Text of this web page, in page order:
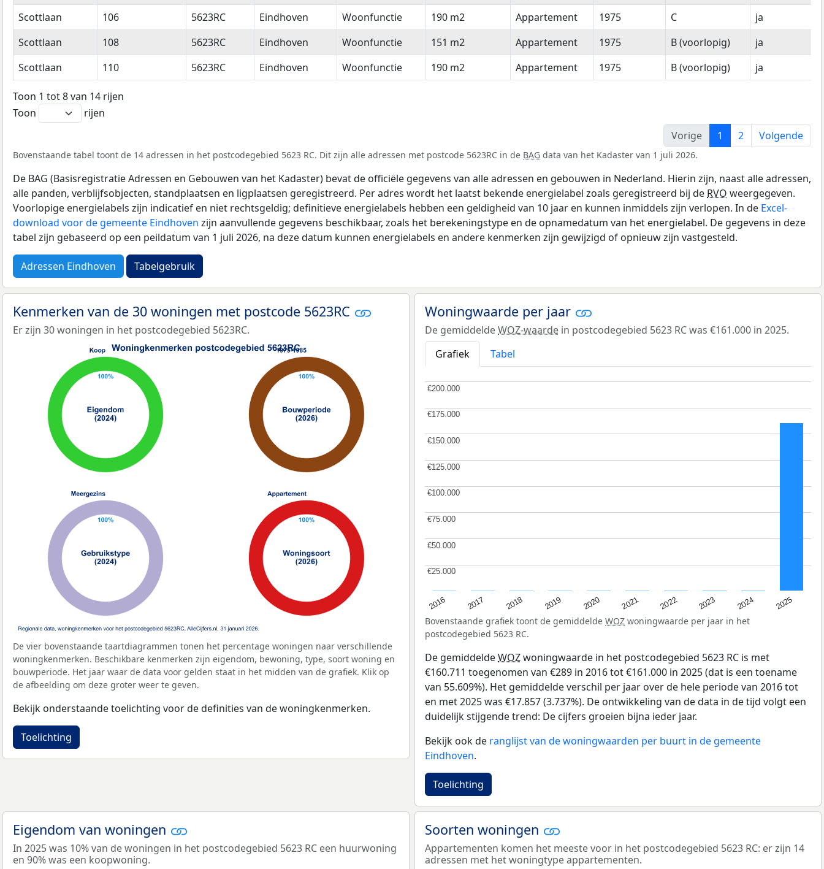
Scottlaan
106 5623RC Eindhoven Woonfunctie 190 m2 Appartement 1975 C
ja
Scottlaan
108 5623RC Eindhoven Woonfunctie 151 m2 Appartement 1975 B (voorlopig)
ja
Scottlaan
110 5623RC Eindhoven Woonfunctie 190 m2 Appartement 1975 B (voorlopig) ja
Toon 1 tot 8 van 14 rijen
Toon
rijen
Vorige
1 2 Volgende
Bovenstaande tabel toont de 14 adressen in het postcodegebied 5623 RC. Dit zijn alle adressen met postcode 5623RC in de BAG data van het Kadaster van 1 juli 2026.
De BAG (Basisregistratie Adressen en Gebouwen van het Kadaster) bevat de officiële gegevens van alle adressen en gebouwen in Nederland. Hierin zijn, naast alle adressen,
alle panden, verblijfsobjecten, standplaatsen en ligplaatsen geregistreerd. Per adres wordt het laatst bekende energielabel zoals geregistreerd bij de RVO weergegeven.
Voorlopige energielabels zijn indicatief en niet rechtsgeldig; definitieve energielabels hebben een geldigheid van 10 jaar en kunnen inmiddels zijn verlopen. In de Excel-
download voor de gemeente Eindhoven zijn aanvullende gegevens beschikbaar, zoals het berekeningstype en de opnamedatum van het energielabel. De gegevens in deze
tabel zijn gebaseerd op een peildatum van 1 juli 2026, na deze datum kunnen energielabels en andere kenmerken zijn gewijzigd of opnieuw zijn vastgesteld.
Adressen Eindhoven Tabelgebruik
Kenmerken van de 30 woningen met postcode 5623RC
Er zijn 30 woningen in het postcodegebied 5623RC.
De vier bovenstaande taartdiagrammen tonen het percentage woningen naar verschillende
woningkenmerken. Beschikbare kenmerken zijn eigendom, bewoning, type, soort woning en
bouwperiode. Het jaar waar de data voor gelden staat in het midden van de grafiek. Klik op
de afbeelding om deze groter weer te geven.
Bekijk onderstaande toelichting voor de definities van de woningkenmerken.
Toelichting
Woningwaarde per jaar
De gemiddeldeWOZ-waarde in postcodegebied 5623 RC was €161.000 in 2025.
Grafiek
Tabel
2016 2017 2018 2019 2020 2021 2022 2023 2024 2025
€25.000
€25.000
€50.000
€50.000
€75.000
€75.000
€100.000
€100.000
€125.000
€125.000
€150.000
€150.000
€175.000
€175.000
€200.000
€200.000
Bovenstaande grafiek toont de gemiddelde WOZ woningwaarde per jaar in het
postcodegebied 5623 RC.
De gemiddeldeWOZwoningwaarde in het postcodegebied 5623 RC is met
€160.711 toegenomen van €289 in 2016 tot €161.000 in 2025 (dat is een toename
van 55.609%). Het gemiddelde verschil per jaar over de hele periode van 2016 tot
en met 2025 was €17.857 (3.737%). De ontwikkeling van de data in de tijd volgt een
duidelijk stijgende trend: De cijfers groeien bijna ieder jaar.
Bekijk ook de ranglijst van de woningwaarden per buurt in de gemeente
Eindhoven.
Toelichting
Eigendom van woningen
In 2025 was 10% van de woningen in het postcodegebied 5623 RC een huurwoning
en 90% was een koopwoning.
Soorten woningen
Appartementen komen het meeste voor in het postcodegebied 5623 RC: er zijn 14
adressen met het woningtype appartementen.